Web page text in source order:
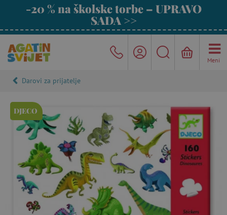
-20 % na školske torbe – UPRAVO
SADA >>
Meni
Darovi za prijatelje
DJECO